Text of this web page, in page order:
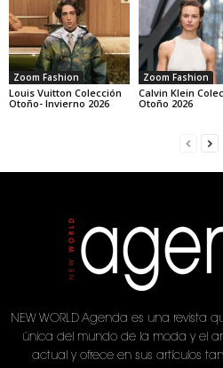
Zoom Fashion
Louis Vuitton Colección
Otoño- Invierno 2026
Zoom Fashion
Calvin Klein
Otoño 2026
NEW WORLD Agenda es una revista
única del mundo de la moda y el
actual y ofrece en sus artículos